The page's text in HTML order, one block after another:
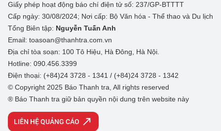
Giấy phép hoạt động báo chí điện tử số: 237/GP-BTTTT
Cấp ngày: 30/08/2024; Nơi cấp: Bộ Văn hóa - Thể thao và Du lịch
Tổng Biên tập: Nguyễn Tuấn Anh
Email: toasoan@thanhtra.com.vn
Địa chỉ tòa soạn: 100 Tô Hiệu, Hà Đông, Hà Nội.
Hotline: 090.456.3399
Điện thoại: (+84)24 3728 - 1341 / (+84)24 3728 - 1342
© Copyright 2025 Báo Thanh tra, All rights reserved
® Báo Thanh tra giữ bản quyền nội dung trên website này
LIÊN HỆ QUẢNG CÁO